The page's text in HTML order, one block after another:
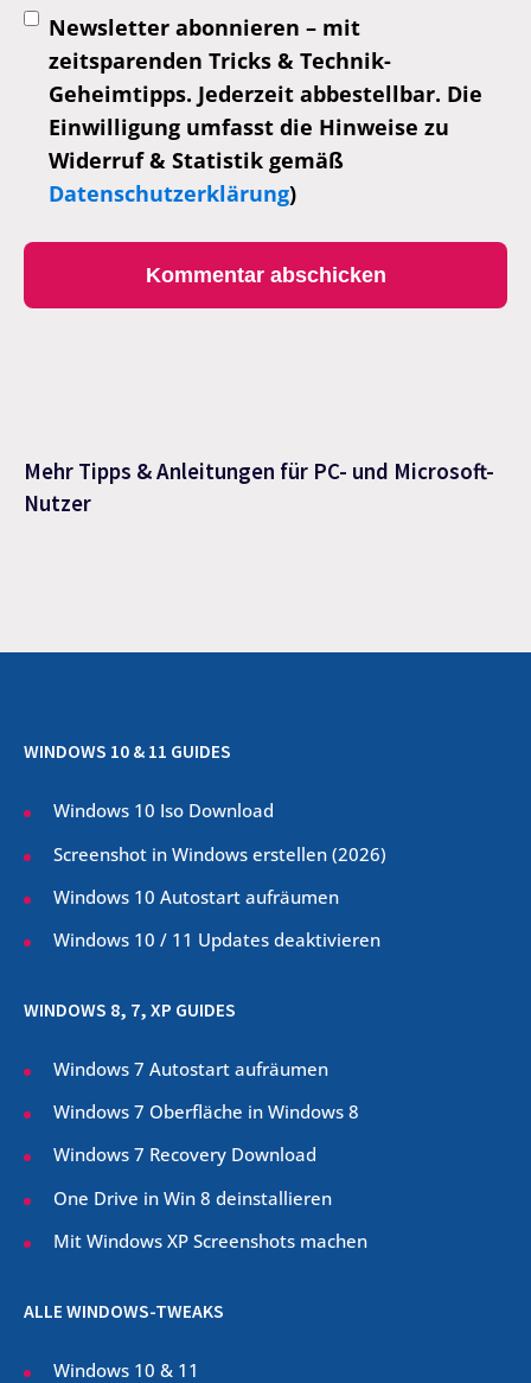
Newsletter abonnieren – mit
zeitsparenden Tricks & Technik-
Geheimtipps. Jederzeit abbestellbar. Die
Einwilligung umfasst die Hinweise zu
Widerruf & Statistik gemäß
Datenschutzerklärung)
Mehr Tipps & Anleitungen für PC- und Microsoft-
Nutzer
WINDOWS 10 & 11 GUIDES
Windows 10 Iso Download
Screenshot in Windows erstellen (2026)
Windows 10 Autostart aufräumen
Windows 10 / 11 Updates deaktivieren
WINDOWS 8, 7, XP GUIDES
Windows 7 Autostart aufräumen
Windows 7 Oberfläche in Windows 8
Windows 7 Recovery Download
One Drive in Win 8 deinstallieren
Mit Windows XP Screenshots machen
ALLE WINDOWS-TWEAKS
Windows 10 & 11